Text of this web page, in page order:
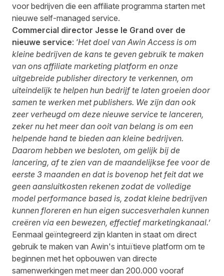
voor bedrijven die een affiliate programma starten met
nieuwe self-managed service.
Commercial director Jesse le Grand over de
nieuwe service: ‘Het doel van Awin Access is om
kleine bedrijven de kans te geven gebruik te maken
van ons affiliate marketing platform en onze
uitgebreide publisher directory te verkennen, om
uiteindelijk te helpen hun bedrijf te laten groeien door
samen te werken met publishers. We zijn dan ook
zeer verheugd om deze nieuwe service te lanceren,
zeker nu het meer dan ooit van belang is om een
helpende hand te bieden aan kleine bedrijven.
Daarom hebben we besloten, om gelijk bij de
lancering, af te zien van de maandelijkse fee voor de
eerste 3 maanden en dat is bovenop het feit dat we
geen aansluitkosten rekenen zodat de volledige
model performance based is, zodat kleine bedrijven
kunnen floreren en hun eigen succesverhalen kunnen
creëren via een bewezen, effectief marketingkanaal.’
Eenmaal geïntegreerd zijn klanten in staat om direct
gebruik te maken van Awin's intuïtieve platform om te
beginnen met het opbouwen van directe
samenwerkingen met meer dan 200.000 vooraf